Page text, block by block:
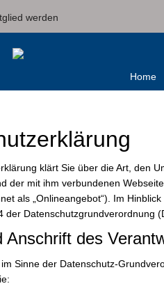
werden
Home
klärt Sie über die Art, den
der mit ihm verbundenen
als „Onlineangebot“). Im
der Datenschutzgrundverordnung
Anschrift des
Sinne der Datenschutz-